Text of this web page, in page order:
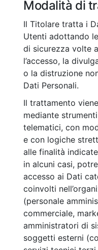
Modalità di
Il Titolare tratta i
Utenti adottando
di sicurezza volte
l’accesso, la
o la distruzione
Dati Personali.
Il trattamento
mediante
telematici, con
e con logiche
alle finalità
in alcuni casi,
accesso ai Dati
coinvolti
(personale
commerciale,
amministratori di
soggetti esterni